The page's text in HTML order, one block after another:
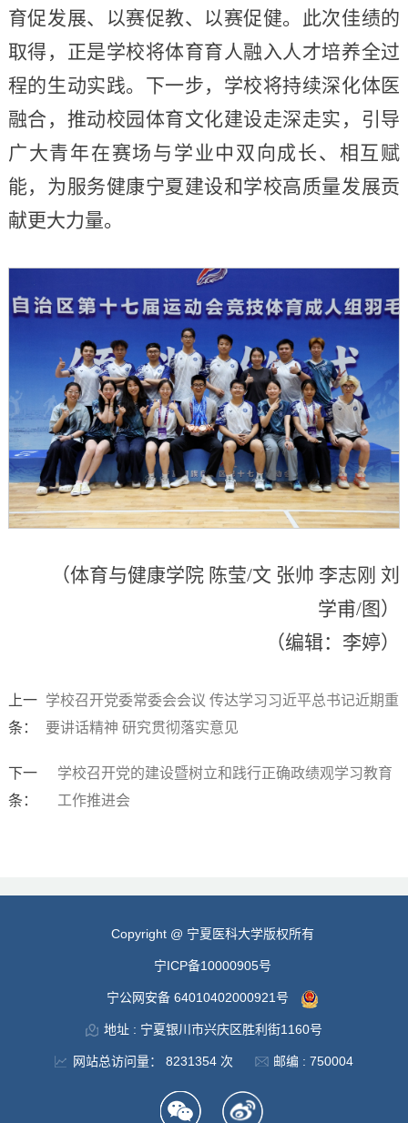
育促发展、以赛促教、以赛促健。此次佳绩的
取得，正是学校将体育育人融入人才培养全过
程的生动实践。下一步，学校将持续深化体医
融合，推动校园体育文化建设走深走实，引导
广大青年在赛场与学业中双向成长、相互赋
能，为服务健康宁夏建设和学校高质量发展贡
献更大力量。
（体育与健康学院 陈莹/文 张帅 李志刚 刘
学甫/图）
（编辑：李婷）
上一
条：
学校召开党委常委会会议 传达学习习近平总书记近期重
要讲话精神 研究贯彻落实意见
下一
条：
学校召开党的建设暨树立和践行正确政绩观学习教育
工作推进会
Copyright @ 宁夏医科大学版权所有
宁ICP备10000905号
宁公网安备 64010402000921号
地址 : 宁夏银川市兴庆区胜利街1160号
网站总访问量： 8231354 次 邮编 : 750004